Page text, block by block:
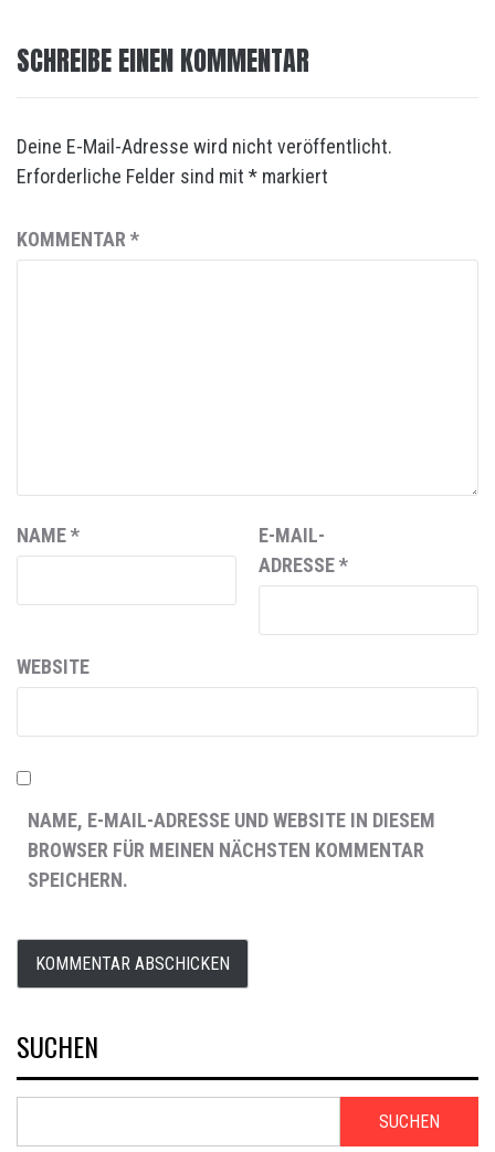
SCHREIBE EINEN KOMMENTAR
Deine E-Mail-Adresse wird nicht veröffentlicht.
Erforderliche Felder sind mit * markiert
KOMMENTAR*
NAME*
E-MAIL-
ADRESSE*
WEBSITE
NAME, E-MAIL-ADRESSE UND WEBSITE IN DIESEM
BROWSER FÜR MEINEN NÄCHSTEN KOMMENTAR
SPEICHERN.
SUCHEN
SUCHEN